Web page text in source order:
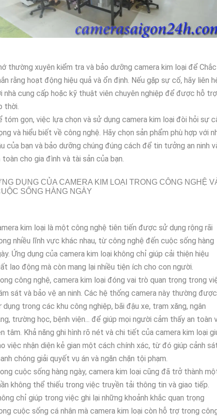
thường xuyên kiểm tra và bảo dưỡng camera kim loại để Chắc
rằng hoạt động hiệu quả và ổn định. Nếu gặp sự cố, hãy liên
nhà cung cấp hoặc kỹ thuật viên chuyên nghiệp để được hỗ trợ
thời.
tóm gọn, việc lựa chọn và sử dụng camera kim loại đòi hỏi sự
và hiểu biết về công nghệ. Hãy chọn sản phẩm phù hợp với
của bạn và bảo dưỡng chúng đúng cách để tin tưởng an ninh
toàn cho gia đình và tài sản của bạn.
DỤNG CỦA CAMERA KIM LOẠI TRONG CÔNG NGHỆ
SỐNG HÀNG NGÀY
kim loại là một công nghệ tiên tiến được sử dụng rộng rãi
nhiều lĩnh vực khác nhau, từ công nghệ đến cuộc sống hàng
Ứng dụng của camera kim loại không chỉ giúp cải thiện hiệu
lao động mà còn mang lại nhiều tiện ích cho con người.
công nghệ, camera kim loại đóng vai trò quan trọng trong
sát và bảo vệ an ninh. Các hệ thống camera này thường được
dụng trong các khu công nghiệp, bãi đậu xe, trạm xăng, ngân
trường học, bệnh viện... để giúp mọi người cảm thấy an toàn
tâm. Khả năng ghi hình rõ nét và chi tiết của camera kim loại
việc nhận diện kẻ gian một cách chính xác, từ đó giúp cảnh
chóng giải quyết vụ án và ngăn chặn tội phạm.
cuộc sống hàng ngày, camera kim loại cũng đã trở thành
không thể thiếu trong việc truyền tải thông tin và giao tiếp.
chỉ giúp trong việc ghi lại những khoảnh khắc quan trọng
cuộc sống cá nhân mà camera kim loại còn hỗ trợ trong